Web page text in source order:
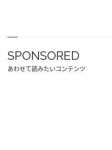
SPONSORED
あわせて読みたいコンテンツ